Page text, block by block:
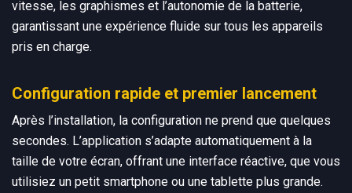
vitesse, les graphismes et l’autonomie de la batterie,
garantissant une expérience fluide sur tous les appareils
pris en charge.
Configuration rapide et premier lancement
Après l’installation, la configuration ne prend que quelques
secondes. L’application s’adapte automatiquement à la
taille de votre écran, offrant une interface réactive, que vous
utilisiez un petit smartphone ou une tablette plus grande.